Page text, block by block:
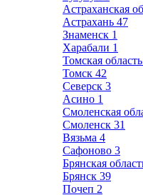
Астраханская
Астрахань 47
Знаменск 1
Харабали 1
Томская область
Томск 42
Северск 3
Асино 1
Смоленская
Смоленск 31
Вязьма 4
Сафоново 3
Брянская
Брянск 39
Почеп 2